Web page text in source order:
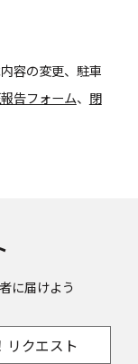
容の変更、駐車
告フォーム、 閉
に届けよう
リクエスト